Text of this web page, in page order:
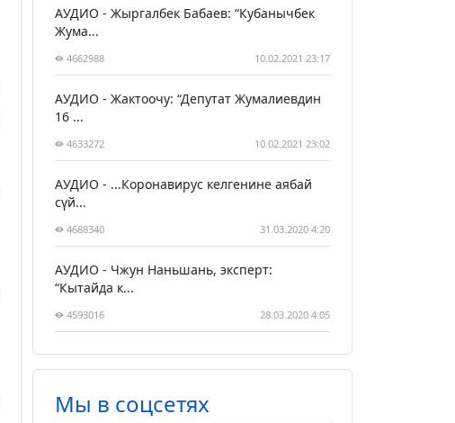
АУДИО - Жыргалбек Бабаев: “Кубанычбек
Жума...
4662988 10.02.2021 23:17
АУДИО - Жактоочу: “Депутат Жумалиевдин
16 ...
4633272 10.02.2021 23:02
АУДИО - ...Коронавирус келгенине аябай
сүй...
4688340 31.03.2020 4:20
АУДИО - Чжун Наньшань, эксперт:
“Кытайда к...
4593016 28.03.2020 4:05
Мы в соцсетях